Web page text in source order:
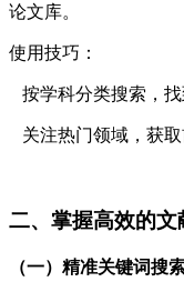
论文库。
使用技巧：
按学科分类搜索，
关注热门领域，获取
二、掌握高效的文
（一）精准关键词搜